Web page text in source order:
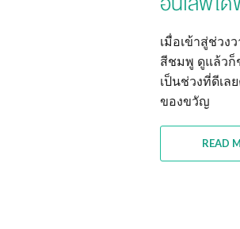
เมื่อเข้าสู่ช่วง
สีชมพู ดูแล้วก็
เป็นช่วงที่ดีเล
ของขวัญ
READ